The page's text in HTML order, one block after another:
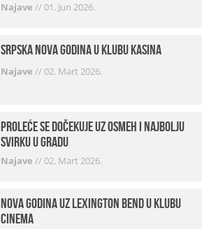
Najave //01. Jun 2026.
Srpska Nova godina u klubu Kasina
Najave //02. Mart 2026.
Proleće se dočekuje uz osmeh i najbolju
svirku u gradu
Najave //02. Mart 2026.
Nova godina uz Lexington bend u klubu
Cinema